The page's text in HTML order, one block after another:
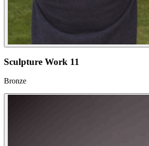
Sculpture Work 11
Bronze